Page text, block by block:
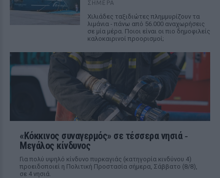
ΣΉΜΕΡΑ
Χιλιάδες ταξιδιώτες πλημμυρίζουν τα
λιμάνια - πάνω από 56.000 αναχωρήσεις
σε μία μέρα. Ποιοι είναι οι πιο δημοφιλείς
καλοκαιρινοί προορισμοί;
«Κόκκινος συναγερμός» σε τέσσερα νησιά ‑
Μεγάλος κίνδυνος
Για πολύ υψηλό κίνδυνο πυρκαγιάς (κατηγορία κινδύνου 4)
προειδοποιεί η Πολιτική Προστασία σήμερα, Σάββατο (8/8),
σε 4 νησιά.